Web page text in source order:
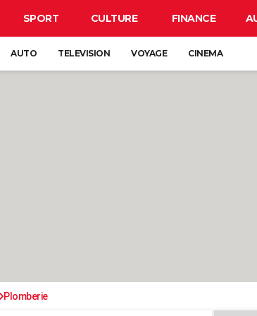
SPORT CULTURE FINANCE
AUTO TELEVISION VOYAGE CINEMA
Plomberie